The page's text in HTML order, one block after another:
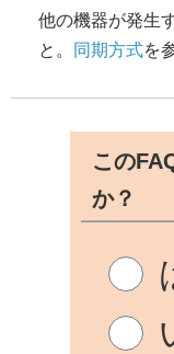
他の機器が発生
と。
同期方式を
この
か？